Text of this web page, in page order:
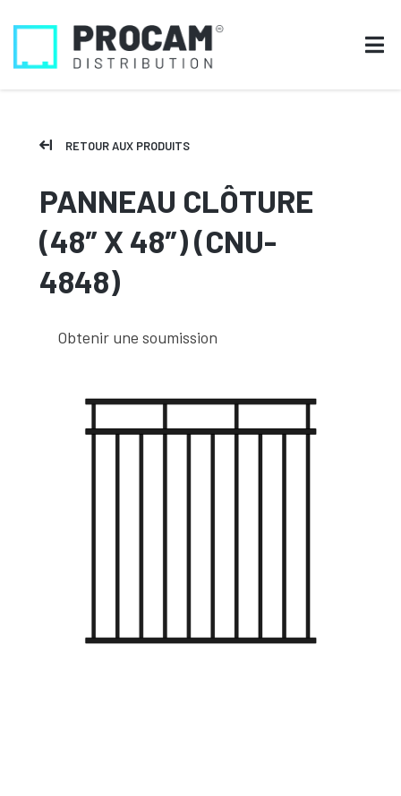
RETOUR AUX PRODUITS
PANNEAU CLÔTURE
(48″ X 48″) (CNU-
4848)
Obtenir une soumission